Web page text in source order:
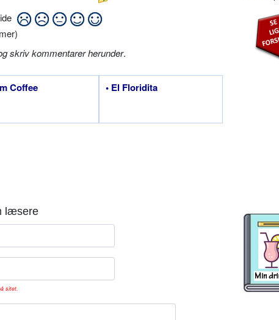
skriv kommentarer herunder.
Coffee • El Floridita
læsere
sitet.